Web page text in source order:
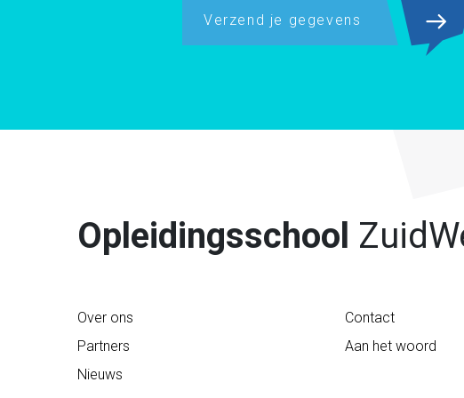
Verzend je gegevens
Opleidingsschool
Over ons
Partners
Nieuws
Contact
Aan het woord